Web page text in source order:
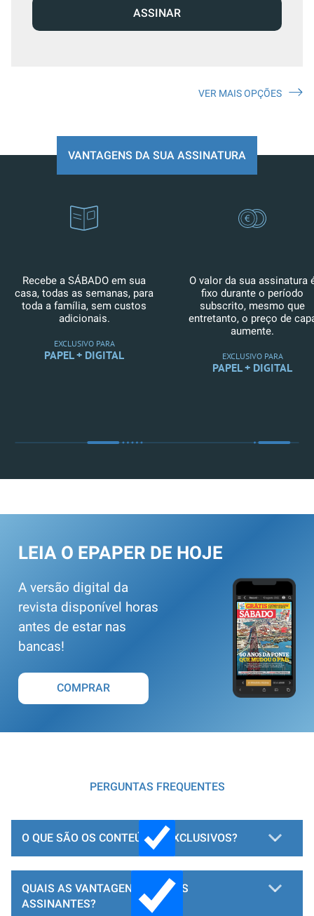
ASSINAR
VER MAIS OPÇÕES
VANTAGENS DA SUA ASSINATURA
Recebe a SÁBADO em sua
casa, todas as semanas, para
toda a família, sem custos
adicionais.
EXCLUSIVO PARA
PAPEL + DIGITAL
O valor da sua assinatura
fixo durante o período
subscrito, mesmo que
entretanto, o preço de
aumente.
EXCLUSIVO PARA
PAPEL + DIGITAL
LEIA O EPAPER DE HOJE
A versão digital da
revista disponível horas
antes de estar nas
bancas!
COMPRAR
PERGUNTAS FREQUENTES
O QUE SÃO OS CONTEÚDOS EXCLUSIVOS?
QUAIS AS VANTAGENS PARA OS
ASSINANTES?